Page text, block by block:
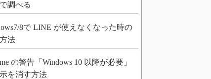
調べる
8で LINE が使えなくなった時の
法
の警告「Windows 10 以降が必要」
を消す方法